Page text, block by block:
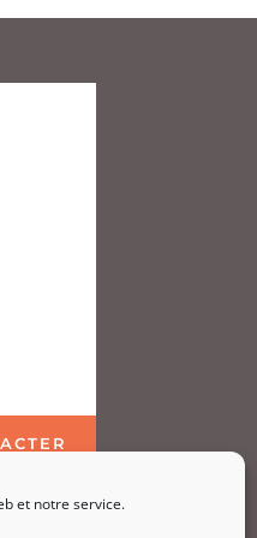
et notre service.